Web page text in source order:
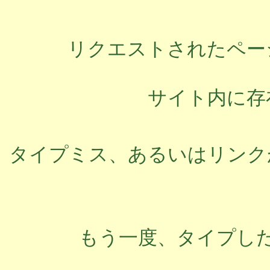
リクエストされたペ
サイト内に
タイプミス、あるいはリン
もう一度、タイプし